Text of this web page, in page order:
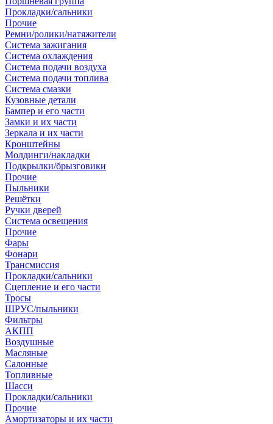
Прокладки/сальники
Прочие
Ремни/ролики/натяжители
Система зажигания
Система охлаждения
Система подачи воздуха
Система подачи топлива
Система смазки
Кузовные детали
Бампер и его части
Замки и их части
Зеркала и их части
Кронштейны
Молдинги/накладки
Подкрылки/брызговики
Прочие
Пыльники
Решётки
Ручки дверей
Система освещения
Прочие
Фары
Фонари
Трансмиссия
Прокладки/сальники
Сцепление и его части
Тросы
ШРУС/пыльники
Фильтры
АКПП
Воздушные
Масляные
Салонные
Топливные
Шасси
Прокладки/сальники
Прочие
Амортизаторы и их части